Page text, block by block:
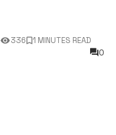
336
1 MINUTES READ
0